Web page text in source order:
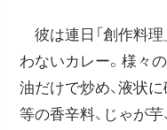
彼は連日「創作料理
わないカレー。様々
油だけで炒め、液状
等の香辛料、じゃが